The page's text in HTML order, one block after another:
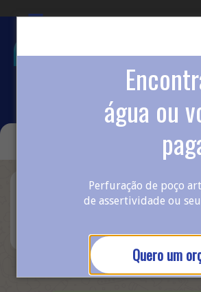
água ou
Perfuração de poço
de assertividade ou
Quero um
Olá! Preencha os dados abaixo
nossa equipe possa te auxiliar com